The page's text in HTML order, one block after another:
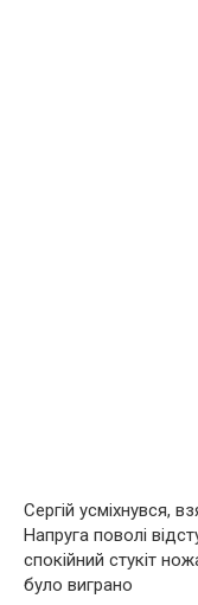
Сергій усміхнувся,
Напруга поволі
спокійний стукіт
було виграно